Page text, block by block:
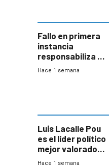
Fallo en primera
instancia
responsabiliza al
Estado por falta
Hace 1 semana
Luis Lacalle Pou
es el líder político
mejor valorado
del país, según
Hace 1 semana